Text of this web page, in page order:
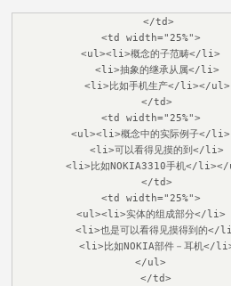
<td width="25%">
<ul><li>概念的子范畴</li>
<td width="25%">
<ul><li>概念中的实际例子</li>
<td width="25%">
<ul><li>实体的组成部分</li>
</ul>
  </td>